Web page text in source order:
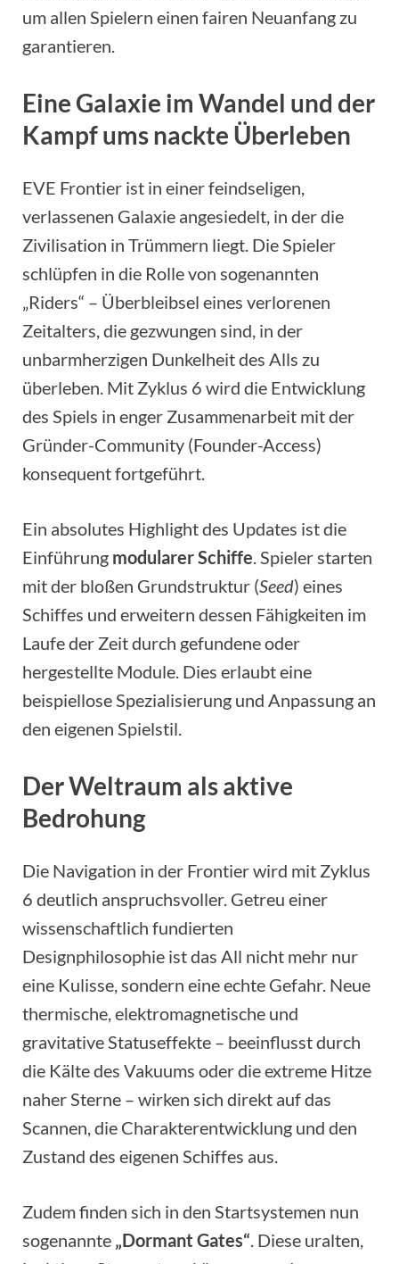
um allen Spielern einen fairen Neuanfang zu
garantieren.
Eine Galaxie im Wandel und der
Kampf ums nackte Überleben
EVE Frontier ist in einer feindseligen,
verlassenen Galaxie angesiedelt, in der die
Zivilisation in Trümmern liegt. Die Spieler
schlüpfen in die Rolle von sogenannten
„Riders“ – Überbleibsel eines verlorenen
Zeitalters, die gezwungen sind, in der
unbarmherzigen Dunkelheit des Alls zu
überleben. Mit Zyklus 6 wird die Entwicklung
des Spiels in enger Zusammenarbeit mit der
Gründer-Community (Founder-Access)
konsequent fortgeführt.
Ein absolutes Highlight des Updates ist die
Einführung modularer Schiffe. Spieler starten
mit der bloßen Grundstruktur (Seed) eines
Schiffes und erweitern dessen Fähigkeiten im
Laufe der Zeit durch gefundene oder
hergestellte Module. Dies erlaubt eine
beispiellose Spezialisierung und Anpassung an
den eigenen Spielstil.
Der Weltraum als aktive
Bedrohung
Die Navigation in der Frontier wird mit Zyklus
6 deutlich anspruchsvoller. Getreu einer
wissenschaftlich fundierten
Designphilosophie ist das All nicht mehr nur
eine Kulisse, sondern eine echte Gefahr. Neue
thermische, elektromagnetische und
gravitative Statuseffekte – beeinflusst durch
die Kälte des Vakuums oder die extreme Hitze
naher Sterne – wirken sich direkt auf das
Scannen, die Charakterentwicklung und den
Zustand des eigenen Schiffes aus.
Zudem finden sich in den Startsystemen nun
sogenannte „Dormant Gates“. Diese uralten,